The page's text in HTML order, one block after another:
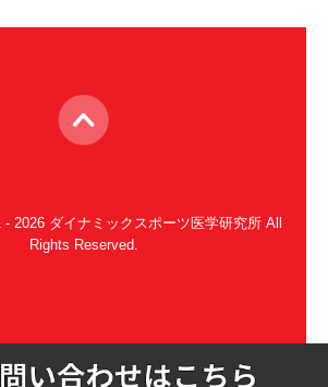
2026 ダイナミックスポーツ医学研究所 All
Rights Reserved.